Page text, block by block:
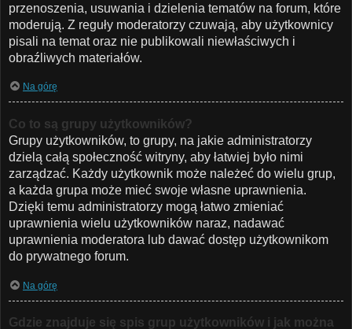
przenoszenia, usuwania i dzielenia tematów na forum, które
moderują. Z reguły moderatorzy czuwają, aby użytkownicy
pisali na temat oraz nie publikowali niewłaściwych i
obraźliwych materiałów.
Na górę
Co to są grupy użytkowników?
Grupy użytkowników, to grupy, na jakie administratorzy
dzielą całą społeczność witryny, aby łatwiej było nimi
zarządzać. Każdy użytkownik może należeć do wielu grup,
a każda grupa może mieć swoje własne uprawnienia.
Dzięki temu administratorzy mogą łatwo zmieniać
uprawnienia wielu użytkowników naraz, nadawać
uprawnienia moderatora lub dawać dostęp użytkownikom
do prywatnego forum.
Na górę
Gdzie znajduje się spis grup użytkowników i jak można